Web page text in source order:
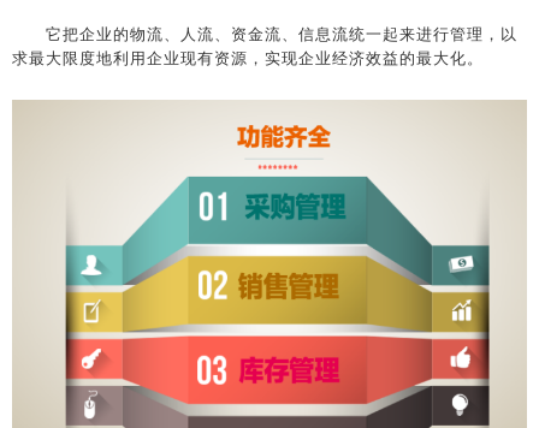
它把企业的物流、人流、资金流、信息流统一起来进行管理，以
求最大限度地利用企业现有资源，实现企业经济效益的最大化。